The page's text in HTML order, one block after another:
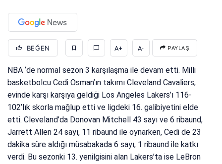
BEĞEN A+ A- PAYLAŞ
NBA ‘de normal sezon 3 karşılaşma ile devam etti. Milli
basketbolcu Cedi Osman’ın takımı Cleveland Cavaliers,
evinde karşı karşıya geldiği Los Angeles Lakers’ı 116-
102’lık skorla mağlup etti ve ligdeki 16. galibiyetini elde
etti. Cleveland’da Donovan Mitchell 43 sayı ve 6 ribaund,
Jarrett Allen 24 sayı, 11 ribaund ile oynarken, Cedi de 23
dakika süre aldığı müsabakada 6 sayı, 1 ribaund ile katkı
verdi. Bu sezonki 13. yenilgisini alan Lakers’ta ise LeBron